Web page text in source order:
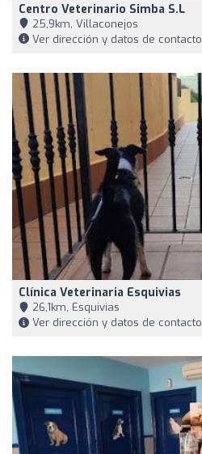
Centro Veterinario Simba S.L
25,9km, Villaconejos
Ver dirección y datos de contacto
Clínica Veterinaria Esquivias
26,1km, Esquivias
Ver dirección y datos de contacto